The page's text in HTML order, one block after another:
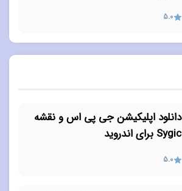
دانلود اپلیکیشن جی پی اس و نقشه
Sygic برای اندروید
5.0
5.0